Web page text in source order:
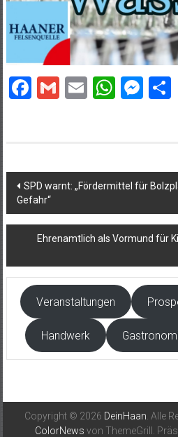
Facebook
Gmail
Email
Beitragsnavigation
SPD warnt: „Fördermittel für
Gefahr“
Ehrenamtlich als Vormund für
Veranstaltungen
Handwerk
Copyright © 2026 DeinHaan. Alle
ColorNews von ThemeGrill.